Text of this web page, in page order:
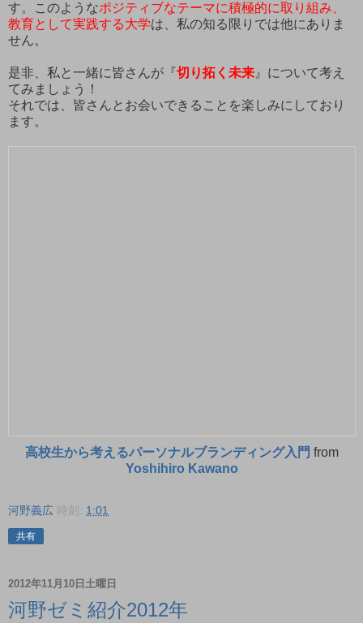
す。このようなポジティブなテーマに積極的に取り組み、
教育として実践する大学は、私の知る限りでは他にありま
せん。
是非、私と一緒に皆さんが『切り拓く未来 』について考え
てみましょう！
それでは、皆さんとお会いできることを楽しみにしており
ます。
高校生から考えるパーソナルブランディング入門 from
Yoshihiro Kawano
河野義広 時刻: 1:01
共有
2012年11月10日土曜日
河野ゼミ紹介2012年